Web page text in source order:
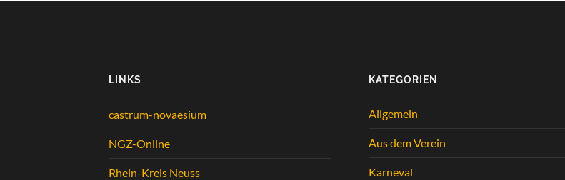
LINKS
castrum-novaesium
NGZ-Online
Rhein-Kreis Neuss
KATEGORIEN
Allgemein
Aus dem Verein
Karneval